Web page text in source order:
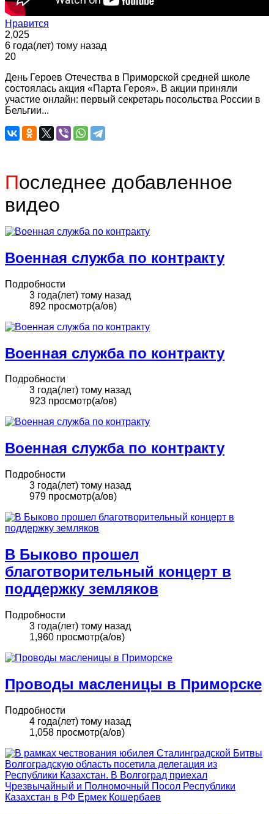
Нравится
2,025
6 года(лет) тому назад
20
День Героев Отечества в Приморской средней школе
состоялась акция «Парта Героя». В акции приняли
участие онлайн: первый секретарь посольства России в
Бельгии...
Последнее добавленное
видео
Военная служба по контракту
Подробности
3 года(лет) тому назад
892 просмотр(а/ов)
Военная служба по контракту
Подробности
3 года(лет) тому назад
923 просмотр(а/ов)
Военная служба по контракту
Подробности
3 года(лет) тому назад
979 просмотр(а/ов)
В Быково прошел
благотворительный концерт в
поддержку земляков
Подробности
3 года(лет) тому назад
1,960 просмотр(а/ов)
Проводы масленицы в Приморске
Подробности
4 года(лет) тому назад
1,058 просмотр(а/ов)